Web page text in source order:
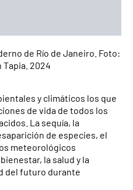
de Río de Janeiro. Foto:
Tapia. 2024
y climáticos los que
de vida de todos los
La sequía, la
de especies, el
meteorológicos
la salud y la
del futuro durante